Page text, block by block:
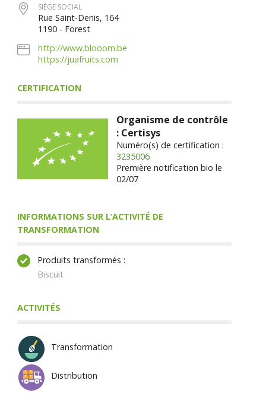
SIÈGE SOCIAL
Rue Saint-Denis, 164
1190 - Forest
http://www.blooom.be
https://juafruits.com
CERTIFICATION
Organisme de contrôle
: Certisys
Numéro(s) de certification :
3235006
Première notification bio le
02/07
INFORMATIONS SUR L’ACTIVITÉ DE
TRANSFORMATION
Produits transformés :
Biscuit
ACTIVITÉS
Transformation
Distribution